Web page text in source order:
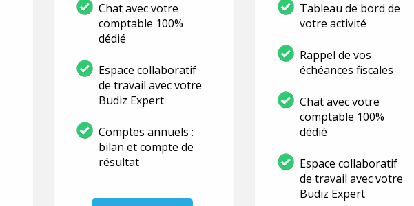
Chat avec votre
comptable 100%
dédié
Espace collaboratif
de travail avec votre
Budiz Expert
Comptes annuels :
bilan et compte de
résultat
Tableau de bord de
votre activité
Rappel de vos
échéances fiscales
Chat avec votre
comptable 100%
dédié
Espace collaboratif
de travail avec votre
Budiz Expert